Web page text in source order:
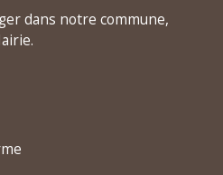
dans notre commune,